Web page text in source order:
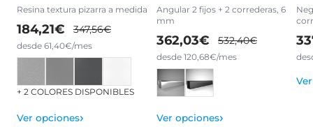
Resina textura pizarra a medida
184,21€ 347,56€
desde 61,40€/mes
+ 2 COLORES DISPONIBLES
Ver opciones›
Angular 2 fijos + 2 correderas, 6
mm
362,03€ 532,40€
desde 120,68€/mes
Ver opciones›